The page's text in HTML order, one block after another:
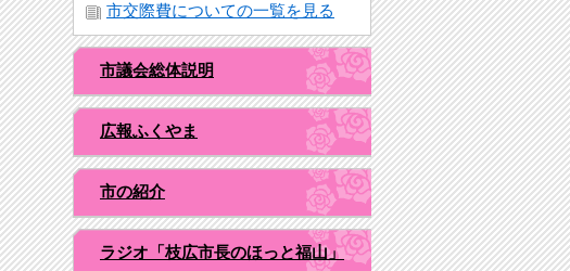
市交際費についての一覧を見る
市議会総体説明
広報ふくやま
市の紹介
ラジオ「枝広市長のほっと福山」